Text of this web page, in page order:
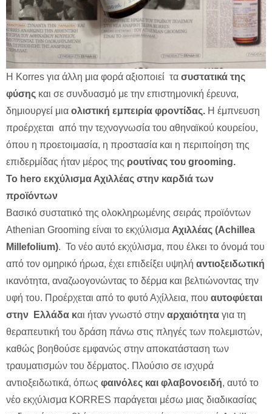
Η Korres για άλλη μια φορά αξιοποιεί τα συστατικά της
φύσης και σε συνδυασμό με την επιστημονική έρευνα,
δημιουργεί μια ολιστική εμπειρία φροντίδας. Η έμπνευση
προέρχεται από την τεχνογνωσία του αθηναϊκού κουρείου,
όπου η προετοιμασία, η προστασία και η περιποίηση της
επιδερμίδας ήταν μέρος της ρουτίνας του grooming.
Το hero εκχύλισμα Αχιλλέας στην καρδιά των
προϊόντων
Βασικό συστατικό της ολοκληρωμένης σειράς προϊόντων
Athenian Grooming είναι το εκχύλισμα Αχιλλέας (Achillea
Millefolium). Το νέο αυτό εκχύλισμα, που έλκει το όνομά του
από τον ομηρικό ήρωα, έχει επιδείξει υψηλή αντιοξειδωτική
ικανότητα, αναζωογονώντας το δέρμα και βελτιώνοντας την
υφή του. Προέρχεται από το φυτό Αχίλλεια, που αυτοφύεται
στην Ελλάδα και ήταν γνωστό στην αρχαιότητα για τη
θεραπευτική του δράση πάνω στις πληγές των πολεμιστών,
καθώς βοηθούσε εμφανώς στην αποκατάσταση των
τραυματισμών του δέρματος. Πλούσιο σε ισχυρά
αντιοξειδωτικά, όπως φαινόλες και φλαβονοειδή, αυτό το
νέο εκχύλισμα KORRES παράγεται μέσω μιας διαδικασίας